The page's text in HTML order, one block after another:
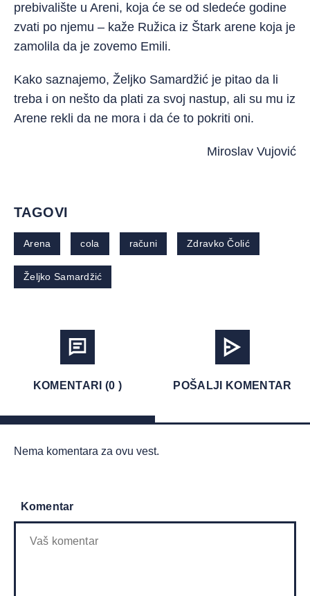
prebivalište u Areni, koja će se od sledeće godine
zvati po njemu – kaže Ružica iz Štark arene koja je
zamolila da je zovemo Emili.
Kako saznajemo, Željko Samardžić je pitao da li
treba i on nešto da plati za svoj nastup, ali su mu iz
Arene rekli da ne mora i da će to pokriti oni.
Miroslav Vujović
TAGOVI
Arena cola računi Zdravko Čolić
Željko Samardžić
KOMENTARI (0 ) POŠALJI KOMENTAR
Nema komentara za ovu vest.
Komentar